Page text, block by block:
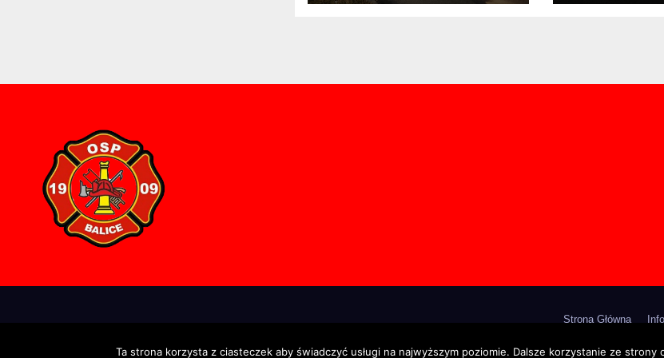
Balicach
Strona Główna
Ta strona korzysta z ciasteczek aby świadczyć usługi na najwyższym poziomie. Dalsze korzystanie ze strony